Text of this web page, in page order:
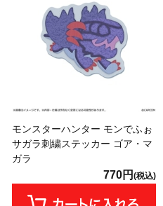
モンスターハンター モンでふぉ
サガラ刺繍ステッカー ゴア・マ
ガラ
770円 (税込)